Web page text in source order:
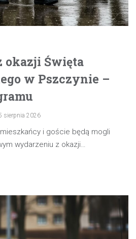
okazji Święta
w Pszczynie –
sierpnia 2026
i goście będą mogli
wydarzeniu z okazji…